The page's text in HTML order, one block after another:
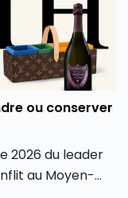
pour ses bons
faut-il en
Safran
des meilleures
aux
Découvrez
ou conserver
2026 du leader
au Moyen-